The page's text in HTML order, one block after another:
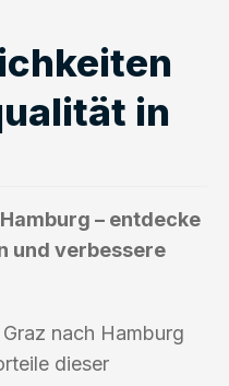
in
– entdecke
und verbessere
nach Hamburg
dieser